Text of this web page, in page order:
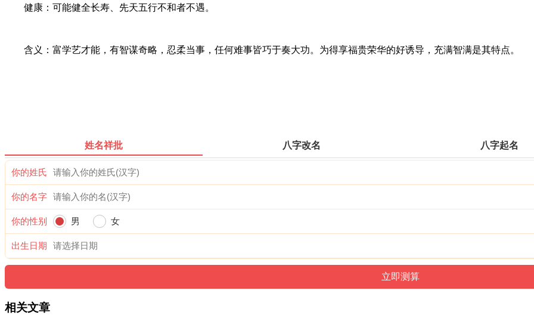
健康：可能健全长寿、先天五行不和者不遇。
含义：富学艺才能，有智谋奇略，忍柔当事，任何难事皆巧于奏大功。为得享福贵荣华的好诱导，充满智满是其特点。
姓名祥批 八字改名 八字起名
你的姓氏
你的名字
你的性别 男 女
出生日期
相关文章